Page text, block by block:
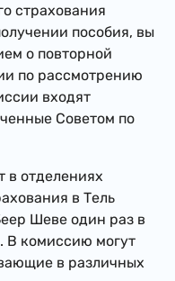
страхования
пособия, вы
о повторной
по рассмотрению
входят
Советом по
в отделениях
в Тель
Шеве один раз в
В комиссию могут
в различных